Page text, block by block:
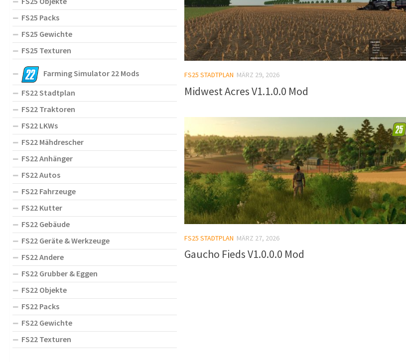
FS25 STADTPLAN MÄRZ 29, 2026
Midwest Acres V1.1.0.0 Mod
FS25 STADTPLAN MÄRZ 27, 2026
Gaucho Fieds V1.0.0.0 Mod
FS25 Packs
FS25 Gewichte
FS25 Texturen
Farming Simulator 22 Mods
FS22 Stadtplan
FS22 Traktoren
FS22 LKWs
FS22 Mähdrescher
FS22 Anhänger
FS22 Autos
FS22 Fahrzeuge
FS22 Kutter
FS22 Gebäude
FS22 Geräte & Werkzeuge
FS22 Andere
FS22 Grubber & Eggen
FS22 Objekte
FS22 Packs
FS22 Gewichte
FS22 Texturen